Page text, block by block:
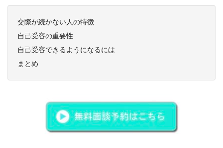
交際が続かない人の特徴
自己受容の重要性
自己受容できるようになるには
まとめ